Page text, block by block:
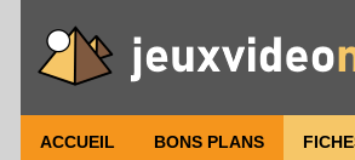
ACCUEIL BONS PLANS